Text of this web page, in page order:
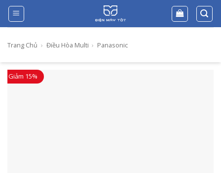
Skip
content
Trang Chủ › Điều Hòa Multi › Panasonic
Giảm 15%